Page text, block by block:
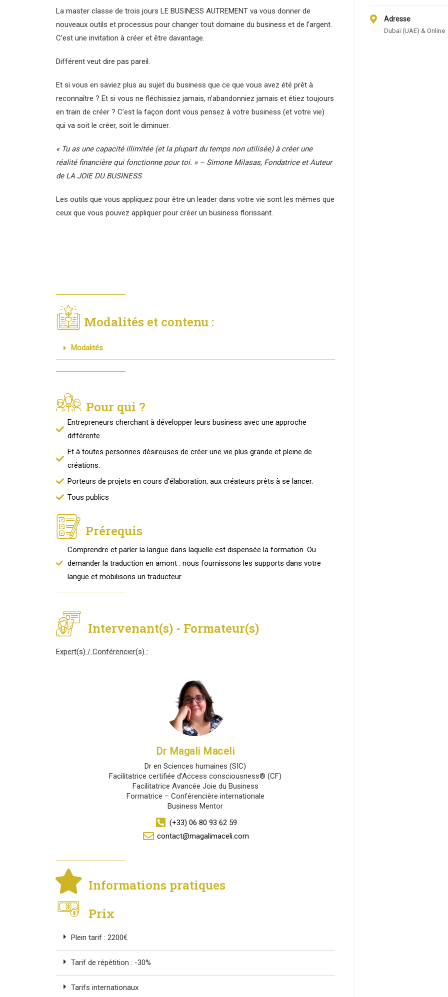
La master classe de trois jours LE BUSINESS AUTREMENT va vous donner de
nouveaux outils et processus pour changer tout domaine du business et de l’argent.
C’est une invitation à créer et être davantage.
Différent veut dire pas pareil.
Et si vous en saviez plus au sujet du business que ce que vous avez été prêt à
reconnaître ? Et si vous ne fléchissiez jamais, n’abandonniez jamais et étiez toujours
en train de créer ? C’est la façon dont vous pensez à votre business (et votre vie)
qui va soit le créer, soit le diminuer.
« Tu as une capacité illimitée (et la plupart du temps non utilisée) à créer une
réalité financière qui fonctionne pour toi. » – Simone Milasas, Fondatrice et Auteur
de LA JOIE DU BUSINESS
Les outils que vous appliquez pour être un leader dans votre vie sont les mêmes que
ceux que vous pouvez appliquer pour créer un business florissant.
Modalités et contenu :
Modalités
Pour qui ?
Entrepreneurs cherchant à développer leurs business avec une approche
différente
Et à toutes personnes désireuses de créer une vie plus grande et pleine de
créations.
Porteurs de projets en cours d'élaboration, aux créateurs prêts à se lancer.
Tous publics
Prérequis
Comprendre et parler la langue dans laquelle est dispensée la formation. Ou
demander la traduction en amont : nous fournissons les supports dans votre
langue et mobilisons un traducteur.
Intervenant(s) - Formateur(s)
Expert(s) / Conférencier(s) :
Dr Magali Maceli
Dr en Sciences humaines (SIC)
Facilitatrice certifiée d’Access consciousness® (CF)
Facilitatrice Avancée Joie du Business
Formatrice – Conférencière internationale
Business Mentor
(+33) 06 80 93 62 59
contact@magalimaceli.com
Informations pratiques
Prix
Plein tarif : 2200€
Tarif de répétition : -30%
Tarifs internationaux
Adresse
Dubaï (UAE) & Online